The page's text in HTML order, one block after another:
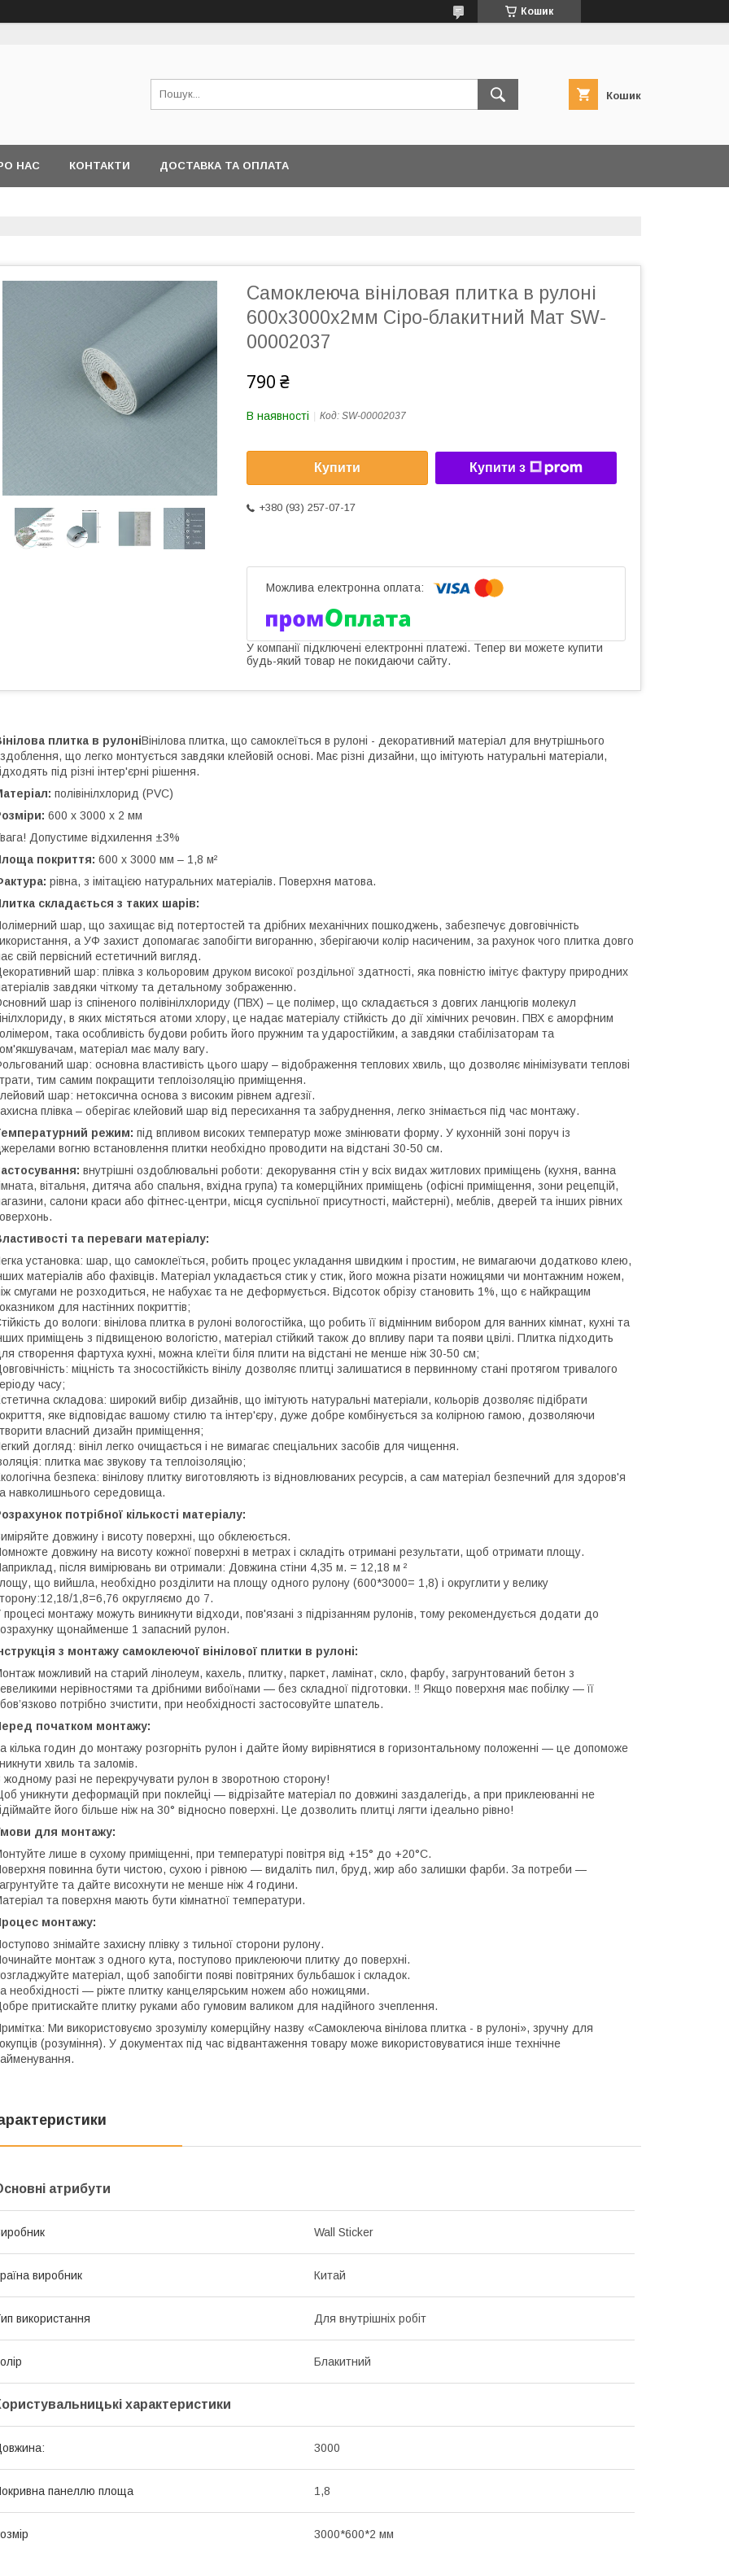
Кошик
Кошик
НАС КОНТАКТИ ДОСТАВКА ТА ОПЛАТА
Самоклеюча вініловая плитка в рулоні
600х3000х2мм Сіро-блакитний Мат SW-
00002037
790 ₴
В наявності Код: SW-00002037
Купити Купити з
+380 (93) 257-07-17
У компанії підключені електронні платежі. Тепер ви можете купити
будь-який товар не покидаючи сайту.
плитка в рулоніВінілова плитка, що самоклеїться в рулоні - декоративний матеріал для внутрішнього
що легко монтується завдяки клейовій основі. Має різні дизайни, що імітують натуральні матеріали,
під різні інтер'єрні рішення.
полівінілхлорид (PVC)
600 х 3000 х 2 мм
Допустиме відхилення ±3%
покриття: 600 х 3000 мм – 1,8 м²
рівна, з імітацією натуральних матеріалів. Поверхня матова.
складається з таких шарів:
шар, що захищає від потертостей та дрібних механічних пошкоджень, забезпечує довговічність
а УФ захист допомагає запобігти вигоранню, зберігаючи колір насиченим, за рахунок чого плитка довго
свій первісний естетичний вигляд.
шар: плівка з кольоровим друком високої роздільної здатності, яка повністю імітує фактуру природних
завдяки чіткому та детальному зображенню.
шар із спіненого полівінілхлориду (ПВХ) – це полімер, що складається з довгих ланцюгів молекул
в яких містяться атоми хлору, це надає матеріалу стійкість до дії хімічних речовин. ПВХ є аморфним
така особливість будови робить його пружним та ударостійким, а завдяки стабілізаторам та
матеріал має малу вагу.
шар: основна властивість цього шару – відображення теплових хвиль, що дозволяє мінімізувати теплові
тим самим покращити теплоізоляцію приміщення.
шар: нетоксична основа з високим рівнем адгезії.
плівка – оберігає клейовий шар від пересихання та забруднення, легко знімається під час монтажу.
режим: під впливом високих температур може змінювати форму. У кухонній зоні поруч із
вогню встановлення плитки необхідно проводити на відстані 30-50 см.
внутрішні оздоблювальні роботи: декорування стін у всіх видах житлових приміщень (кухня, ванна
вітальня, дитяча або спальня, вхідна група) та комерційних приміщень (офісні приміщення, зони рецепцій,
салони краси або фітнес-центри, місця суспільної присутності, майстерні), меблів, дверей та інших рівних
та переваги матеріалу:
установка: шар, що самоклеїться, робить процес укладання швидким і простим, не вимагаючи додатково клею,
матеріалів або фахівців. Матеріал укладається стик у стик, його можна різати ножицями чи монтажним ножем,
смугами не розходиться, не набухає та не деформується. Відсоток обрізу становить 1%, що є найкращим
для настінних покриттів;
до вологи: вінілова плитка в рулоні вологостійка, що робить її відмінним вибором для ванних кімнат, кухні та
приміщень з підвищеною вологістю, матеріал стійкий також до впливу пари та появи цвілі. Плитка підходить
створення фартуха кухні, можна клеїти біля плити на відстані не менше ніж 30-50 см;
міцність та зносостійкість вінілу дозволяє плитці залишатися в первинному стані протягом тривалого
часу;
складова: широкий вибір дизайнів, що імітують натуральні матеріали, кольорів дозволяє підібрати
яке відповідає вашому стилю та інтер'єру, дуже добре комбінується за колірною гамою, дозволяючи
власний дизайн приміщення;
догляд: вініл легко очищається і не вимагає спеціальних засобів для чищення.
плитка має звукову та теплоізоляцію;
безпека: вінілову плитку виготовляють із відновлюваних ресурсів, а сам матеріал безпечний для здоров'я
навколишнього середовища.
потрібної кількості матеріалу:
довжину і висоту поверхні, що обклеюється.
довжину на висоту кожної поверхні в метрах і складіть отримані результати, щоб отримати площу.
після вимірювань ви отримали: Довжина стіни 4,35 м. = 12,18 м ²
що вийшла, необхідно розділити на площу одного рулону (600*3000= 1,8) і округлити у велику
1,8=6,76 округляємо до 7.
процесі монтажу можуть виникнути відходи, пов'язані з підрізанням рулонів, тому рекомендується додати до
щонайменше 1 запасний рулон.
з монтажу самоклеючої вінілової плитки в рулоні:
можливий на старий лінолеум, кахель, плитку, паркет, ламінат, скло, фарбу, загрунтований бетон з
нерівностями та дрібними вибоїнами — без складної підготовки. ‼️ Якщо поверхня має побілку — її
потрібно зчистити, при необхідності застосовуйте шпатель.
початком монтажу:
кілька годин до монтажу розгорніть рулон і дайте йому вирівнятися в горизонтальному положенні — це допоможе
хвиль та заломів.
жодному разі не перекручувати рулон в зворотною сторону!
уникнути деформацій при поклейці — відрізайте матеріал по довжині заздалегідь, а при приклеюванні не
його більше ніж на 30° відносно поверхні. Це дозволить плитці лягти ідеально рівно!
для монтажу:
лише в сухому приміщенні, при температурі повітря від +15° до +20°C.
повинна бути чистою, сухою і рівною — видаліть пил, бруд, жир або залишки фарби. За потреби —
та дайте висохнути не менше ніж 4 години.
та поверхня мають бути кімнатної температури.
монтажу:
знімайте захисну плівку з тильної сторони рулону.
монтаж з одного кута, поступово приклеюючи плитку до поверхні.
матеріал, щоб запобігти появі повітряних бульбашок і складок.
необхідності — ріжте плитку канцелярським ножем або ножицями.
притискайте плитку руками або гумовим валиком для надійного зчеплення.
Ми використовуємо зрозумілу комерційну назву «Самоклеюча вінілова плитка - в рулоні», зручну для
(розуміння). У документах під час відвантаження товару може використовуватися інше технічне
атрибути
Wall Sticker
виробник Китай
використання Для внутрішніх робіт
Блакитний
характеристики
3000
панеллю площа 1,8
3000*600*2 мм